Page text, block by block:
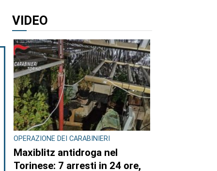
VIDEO
OPERAZIONE DEI CARABINIERI
Maxiblitz antidroga nel
Torinese: 7 arresti in 24 ore,